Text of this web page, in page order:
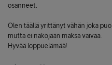
osanneet.
Olen täällä yrittänyt vähän joka
mutta ei näköjään maksa vaivaa.
Hyvää loppuelämää!